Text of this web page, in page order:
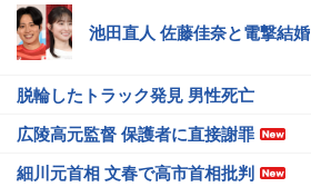
池田直人 佐藤佳奈と電撃結婚
脱輪したトラック発見 男性死亡
広陵高元監督 保護者に直接謝罪
細川元首相 文春で高市首相批判